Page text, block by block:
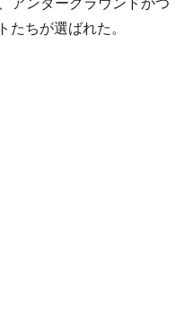
ちが選ばれた。